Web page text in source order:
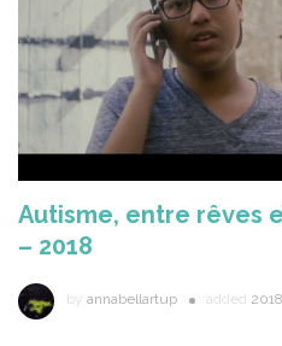
Autisme, entre rêves
– 2018
by annabellartup added 2018